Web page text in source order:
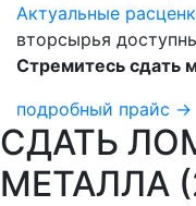
Актуальные
вторсырья
Стремитесь сдать
подробный прайс →
СДАТЬ
МЕТАЛЛА